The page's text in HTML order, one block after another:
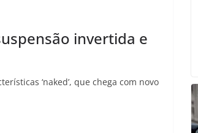
invertida e
‘naked’, que chega com novo